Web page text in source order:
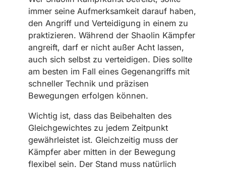
immer seine Aufmerksamkeit darauf haben,
den Angriff und Verteidigung in einem zu
praktizieren. Während der Shaolin Kämpfer
angreift, darf er nicht außer Acht lassen,
auch sich selbst zu verteidigen. Dies sollte
am besten im Fall eines Gegenangriffs mit
schneller Technik und präzisen
Bewegungen erfolgen können.
Wichtig ist, dass das Beibehalten des
Gleichgewichtes zu jedem Zeitpunkt
gewährleistet ist. Gleichzeitig muss der
Kämpfer aber mitten in der Bewegung
flexibel sein. Der Stand muss natürlich